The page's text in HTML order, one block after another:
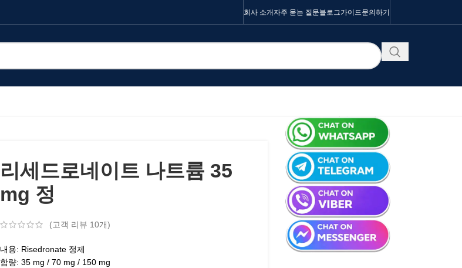
회사 소개자주 묻는 질문블로그 가이드 문의하기
리세드로네이트 나트륨 35
mg 정
(고객 리뷰 10개)
내용: Risedronate 정제
함량: 35 mg / 70 mg / 150 mg